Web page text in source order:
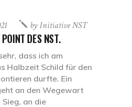
byInitiative NST
DES NST.
dass ich am
Halbzeit Schild für den
durfte. Ein
an den Wegewart
an die